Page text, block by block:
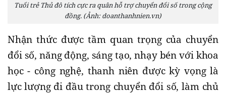
Tuổi trẻ Thủ đô tích cực ra quân hỗ trợ chuyển đổi số trong cộng
đồng. (Ảnh: doanthanhnien.vn)
Nhận thức được tầm quan trọng của chuyển
đổi số, năng động, sáng tạo, nhạy bén với khoa
học - công nghệ, thanh niên được kỳ vọng là
lực lượng đi đầu trong chuyển đổi số, làm chủ